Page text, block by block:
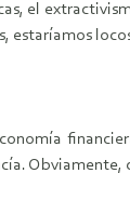
el
estaríamos